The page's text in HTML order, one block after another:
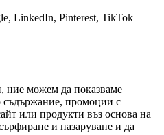
LinkedIn, Pinterest, TikTok
ние можем да показваме
съдържание, промоции с
или продукти въз основа на
и пазаруване и да